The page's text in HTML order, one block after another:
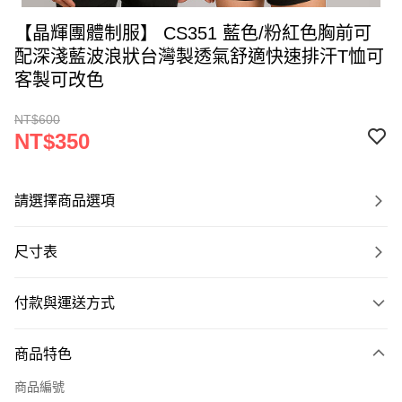
【晶輝團體制服】 CS351 藍色/粉紅色胸前可
配深淺藍波浪狀台灣製透氣舒適快速排汗T恤可
客製可改色
NT$600
NT$350
請選擇商品選項
尺寸表
付款與運送方式
信用卡一次付款
商品特色
商品編號